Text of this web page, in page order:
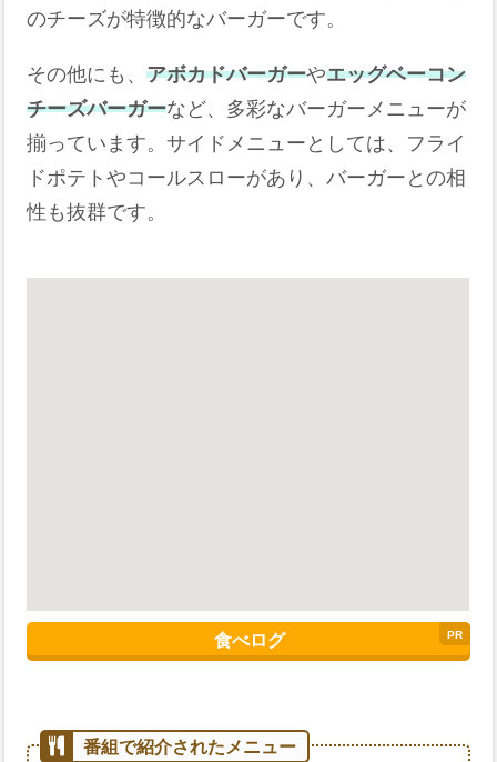
のチーズが特徴的なバーガーです。 ​
その他にも、アボカドバーガーやエッグベーコン
チーズバーガーなど、多彩なバーガーメニューが
揃っています。​サイドメニューとしては、フライ
ドポテトやコールスローがあり、バーガーとの相
性も抜群です。
食べログ